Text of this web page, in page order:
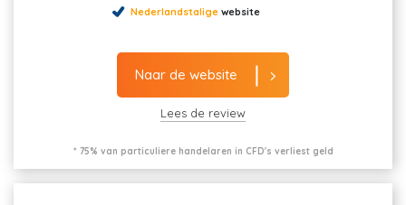
Nederlandstalige website
Naar de website
Lees de review
* 75% van particuliere handelaren in CFD's verliest geld